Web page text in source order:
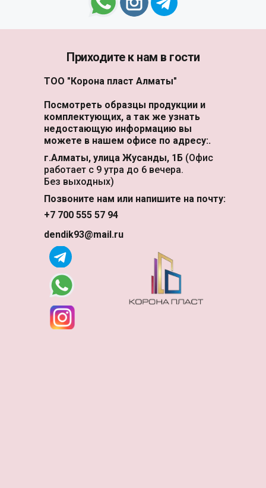
Поликарбонат в
Рассрочку!
Приходите к нам в гости
ТОО "Корона пласт Алматы"
Посмотреть образцы продукции и
комплектующих, а так же узнать
недостающую информацию вы
можете в нашем офисе по адресу:.
г.Алматы, улица Жусанды, 1Б (Офис
работает с 9 утра до 6 вечера.
Без выходных)
+7 700 555 57 94
dendik93@mail.ru
Позвоните нам или напишите на почту: